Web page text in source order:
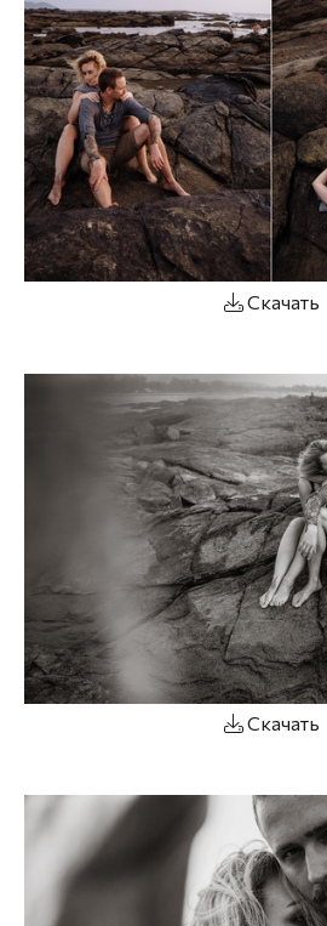
Скачать
Скачать